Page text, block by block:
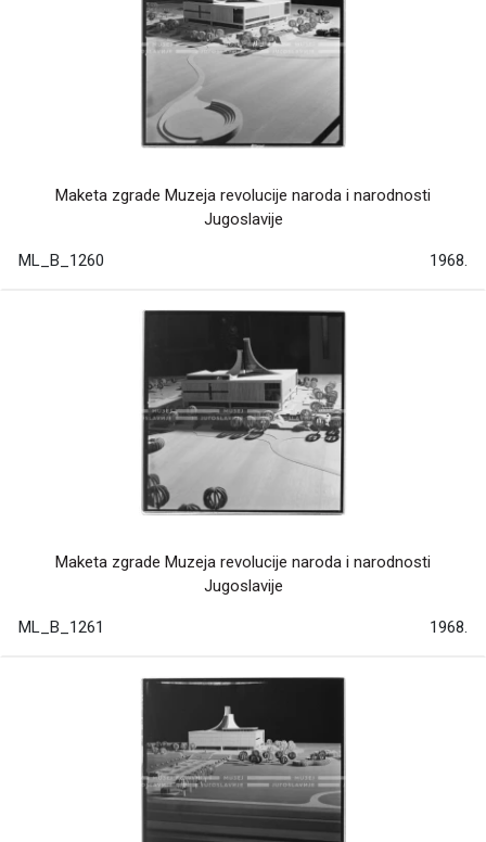
Maketa zgrade Muzeja revolucije naroda i narodnosti
Jugoslavije
ML_B_1260 1968.
Maketa zgrade Muzeja revolucije naroda i narodnosti
Jugoslavije
ML_B_1261 1968.